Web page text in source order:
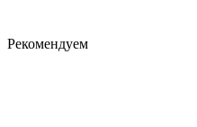
Рекомендуем